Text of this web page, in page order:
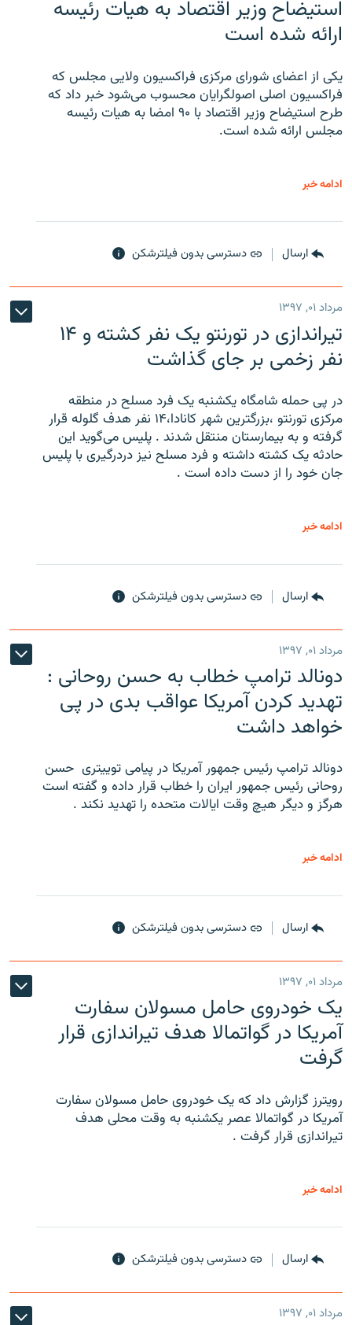
استیضاح وزیر اقتصاد به هیات رئیسه
ارائه شده است
یکی از اعضای شورای مرکزی فراکسیون ولایی مجلس که
فراکسیون اصلی اصولگرایان محسوب می‌شود خبر داد که
طرح استیضاح وزیر اقتصاد با ۹۰ امضا به هیات رئیسه
مجلس ارائه شده است.
ادامه خبر
ارسال دسترسی بدون فیلترشکن
مرداد ۰۱, ۱۳۹۷
تیراندازی در تورنتو یک نفر کشته و ۱۴
نفر زخمی بر جای گذاشت
در پی حمله شامگاه یکشنبه یک فرد مسلح در منطقه
مرکزی تورنتو ،‌بزرگترین شهر کانادا،۱۴ نفر هدف گلوله قرار
گرفته و به بیمارستان منتقل شدند . پلیس می‌گوید این
حادثه یک کشته داشته و فرد مسلح نیز دردرگیری با پلیس
جان خود را از دست داده است .
ادامه خبر
ارسال دسترسی بدون فیلترشکن
مرداد ۰۱, ۱۳۹۷
دونالد ترامپ خطاب به حسن روحانی :
تهدید کردن آمریکا عواقب بدی در پی
خواهد داشت
دونالد ترامپ رئیس جمهور آمریکا در پیامی توییتری ‌ حسن
روحانی رئیس جمهور ایران را خطاب قرار داده و گفته است
هرگز و دیگر هیچ وقت ایالات متحده را تهدید نکند .
ادامه خبر
ارسال دسترسی بدون فیلترشکن
مرداد ۰۱, ۱۳۹۷
یک خودروی حامل مسولان سفارت
آمریکا در گواتمالا هدف تیراندازی قرار
گرفت
رویترز گزارش داد که یک خودروی حامل مسولان سفارت
آمریکا در گواتمالا عصر یکشنبه به وقت محلی هدف
تیراندازی قرار گرفت .
ادامه خبر
ارسال دسترسی بدون فیلترشکن
مرداد ۰۱, ۱۳۹۷